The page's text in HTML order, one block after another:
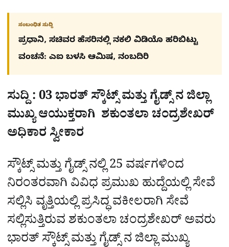
ಸಂಬಂಧಿತ ಸುದ್ದಿ
ಪ್ರಧಾನಿ, ಸಚಿವರ ಹೆಸರಿನಲ್ಲಿ ನಕಲಿ ವಿಡಿಯೊ ಹರಿಬಿಟ್ಟು
ವಂಚನೆ: ಎಐ ಬಳಸಿ ಆಮಿಷ, ನಂಬದಿರಿ
ಸುದ್ದಿ : 03 ಭಾರತ್ ಸ್ಕೌಟ್ಸ್ ಮತ್ತು ಗೈಡ್ಸ್ ನ ಜಿಲ್ಲಾ
ಮುಖ್ಯ ಆಯುಕ್ತರಾಗಿ ಶಕುಂತಲಾ ಚಂದ್ರಶೇಖರ್
ಅಧಿಕಾರ ಸ್ವೀಕಾರ
ಸ್ಕೌಟ್ಸ್ ಮತ್ತು ಗೈಡ್ಸ್ ನಲ್ಲಿ 25 ವರ್ಷಗಳಿಂದ
ನಿರಂತರವಾಗಿ ವಿವಿಧ ಪ್ರಮುಖ ಹುದ್ದೆಯಲ್ಲಿ ಸೇವೆ
ಸಲ್ಲಿಸಿ ವೃತ್ತಿಯಲ್ಲಿ ಪ್ರಸಿದ್ಧ ವಕೀಲರಾಗಿ ಸೇವೆ
ಸಲ್ಲಿಸುತ್ತಿರುವ ಶಕುಂತಲಾ ಚಂದ್ರಶೇಖರ್ ಅವರು
ಭಾರತ್ ಸ್ಕೌಟ್ಸ್ ಮತ್ತು ಗೈಡ್ಸ್ ನ ಜಿಲ್ಲಾ ಮುಖ್ಯ